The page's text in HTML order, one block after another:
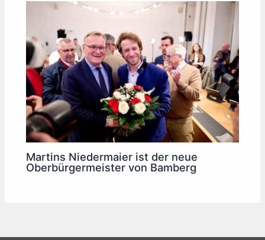
Martins Niedermaier ist der neue
Oberbürgermeister von Bamberg